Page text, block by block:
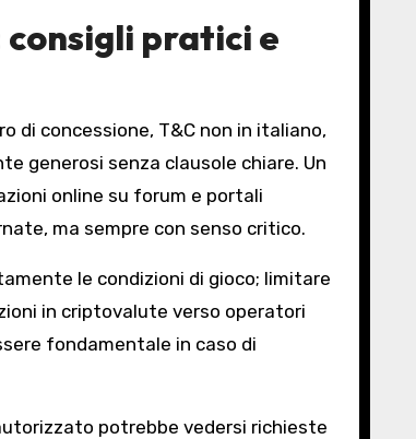
pratici e
di concessione, T&C non in italiano,
generosi senza clausole chiare. Un
online su forum e portali
ma sempre con senso critico.
le condizioni di gioco; limitare
in criptovalute verso operatori
fondamentale in caso di
potrebbe vedersi richieste